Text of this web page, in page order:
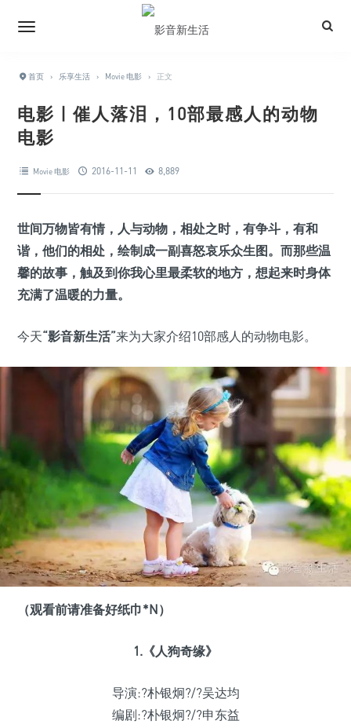
首页 › 乐享生活 › Movie 电影 › 正文
电影 | 催人落泪，10部最感人的动物
电影
Movie 电影 2016-11-11 8,889
世间万物皆有情，人与动物，相处之时，有争斗，有和
谐，他们的相处，绘制成一副喜怒哀乐众生图。而那些温
馨的故事，触及到你我心里最柔软的地方，想起来时身体
充满了温暖的力量。
今天“影音新生活”来为大家介绍10部感人的动物电影。
（观看前请准备好纸巾*N）
1.《人狗奇缘》
导演:?朴银炯?/?吴达均
编剧:?朴银炯?/?申东益